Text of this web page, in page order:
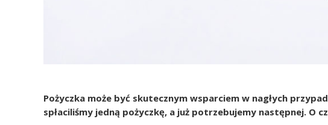
Pożyczka może być skutecznym wsparciem w nagłych
spłaciliśmy jedną pożyczkę, a już potrzebujemy następnej. O